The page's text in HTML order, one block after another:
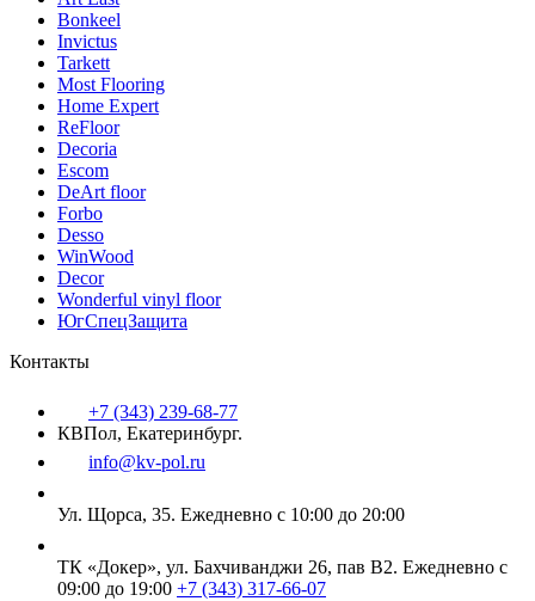
Bonkeel
Invictus
Tarkett
Most Flooring
Home Expert
ReFloor
Decoria
Escom
DeArt floor
Forbo
Desso
WinWood
Decor
Wonderful vinyl floor
ЮгСпецЗащита
Контакты
+7 (343) 239-68-77
КВПол, Екатеринбург.
info@kv-pol.ru
Ул. Щорса, 35. Ежедневно с 10:00 до 20:00
ТК «Докер», ул. Бахчиванджи 26, пав В2. Ежедневно с
09:00 до 19:00 +7 (343) 317-66-07